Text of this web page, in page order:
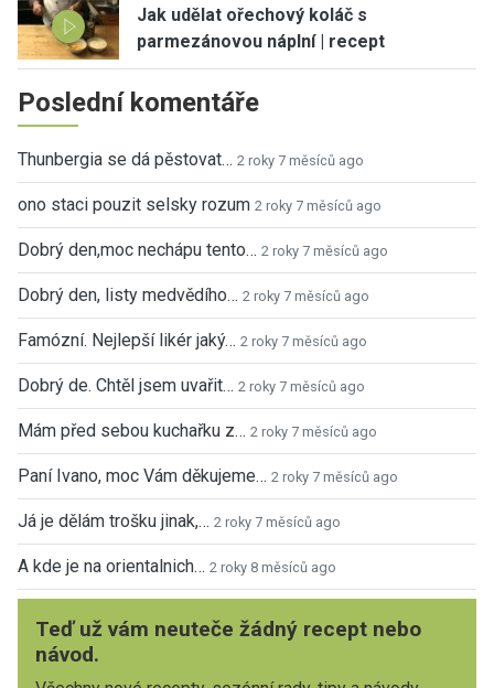
Jak udělat ořechový koláč s
parmezánovou náplní | recept
Poslední komentáře
Thunbergia se dá pěstovat… 2 roky 7 měsíců ago
ono staci pouzit selsky rozum 2 roky 7 měsíců ago
Dobrý den,moc nechápu tento… 2 roky 7 měsíců ago
Dobrý den, listy medvědího… 2 roky 7 měsíců ago
Famózní. Nejlepší likér jaký… 2 roky 7 měsíců ago
Dobrý de. Chtěl jsem uvařit… 2 roky 7 měsíců ago
Mám před sebou kuchařku z… 2 roky 7 měsíců ago
Paní Ivano, moc Vám děkujeme… 2 roky 7 měsíců ago
Já je dělám trošku jinak,… 2 roky 7 měsíců ago
A kde je na orientalnich… 2 roky 8 měsíců ago
Teď už vám neuteče žádný recept nebo
návod.